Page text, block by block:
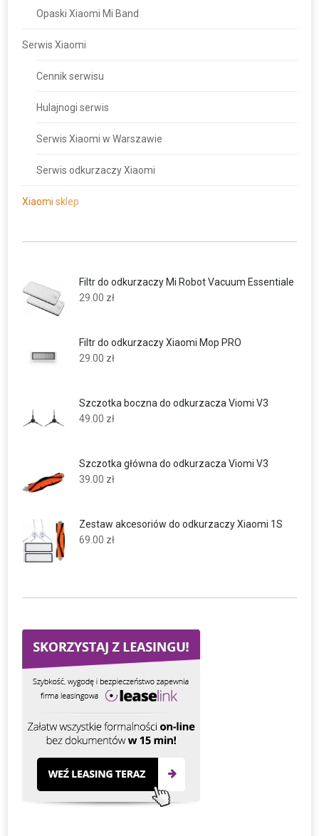
Opaski Xiaomi Mi Band
Serwis Xiaomi
Cennik serwisu
Hulajnogi serwis
Serwis Xiaomi w Warszawie
Serwis odkurzaczy Xiaomi
Xiaomi sklep
Filtr do odkurzaczy Mi Robot Vacuum Essentiale
29.00 zł
Filtr do odkurzaczy Xiaomi Mop PRO
29.00 zł
Szczotka boczna do odkurzacza Viomi V3
49.00 zł
Szczotka główna do odkurzacza Viomi V3
39.00 zł
Zestaw akcesoriów do odkurzaczy Xiaomi 1S
69.00 zł